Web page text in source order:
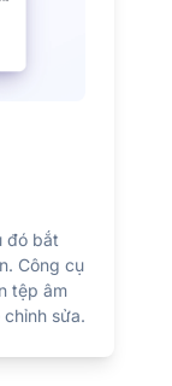
đó bắt
Công cụ
tệp âm
sửa.